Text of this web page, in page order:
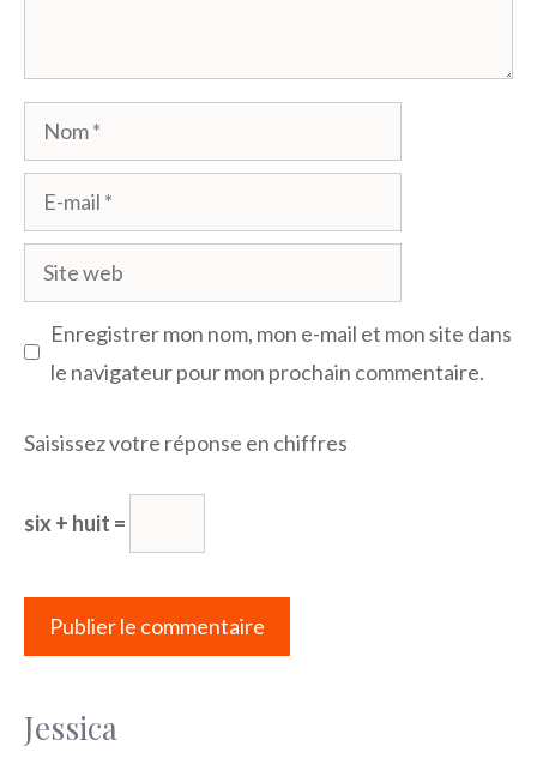
Nom
mail
Site
web
Enregistrer mon nom, mon e-mail et mon site dans
le navigateur pour mon prochain commentaire.
Saisissez votre réponse en chiffres
six + huit =
Jessica